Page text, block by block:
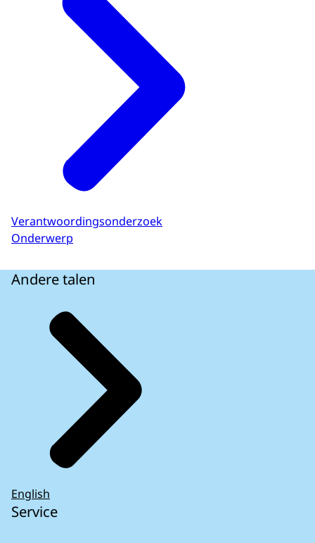
Verantwoordingsonderzoek
Onderwerp
Andere talen
English
Service